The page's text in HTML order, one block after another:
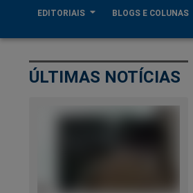
EDITORIAIS BLOGS E COLUNAS
ÚLTIMAS NOTÍCIAS